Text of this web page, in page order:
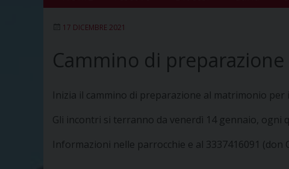
17 DICEMBRE 2021
Cammino di
Inizia il cammino di preparazione al matrimonio per
Gli incontri si terranno da venerdì 14 gennaio, ogni
Informazioni nelle parrocchie e al 3337416091 (don